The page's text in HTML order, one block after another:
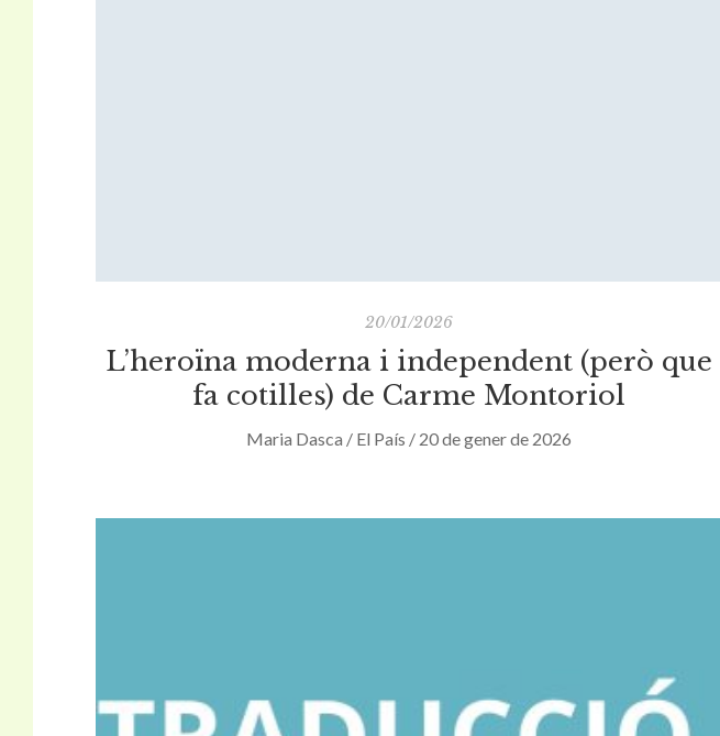
20/01/2026
L’heroïna moderna i independent (però que
fa cotilles) de Carme Montoriol
Maria Dasca / El País / 20 de gener de 2026